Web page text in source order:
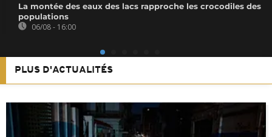
La montée des eaux des lacs rapproche les crocodiles des
populations
06/08 - 16:00
PLUS D'ACTUALITÉS